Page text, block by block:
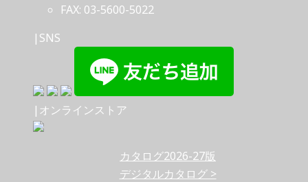
FAX: 03-5600-5022
|SNS
|オンラインストア
カタログ2026-27版
デジタルカタログ >